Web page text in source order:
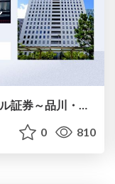
三井物産グループのデジタル証券～品川・オフィス＆ホテル～徹底解説セミナー
0 810